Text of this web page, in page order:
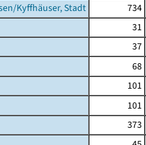
Kyffhäuser, Stadt
734
31
37
68
101
101
373